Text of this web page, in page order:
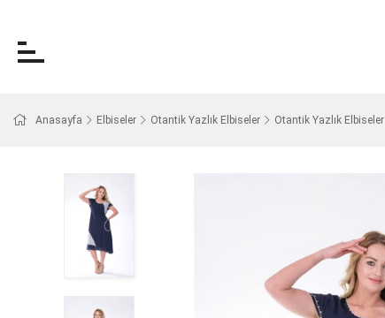
Anasayfa Elbiseler Otantik Yazlık Elbiseler Otantik Yazlık Elbiseler